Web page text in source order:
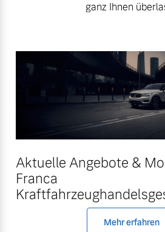
Jetzt
Bitte
Entdecken
Mehr
Finanzierung & Leasing
ganz Ihnen
Aktuelle Angebote &
Franca
Mehr erfahren